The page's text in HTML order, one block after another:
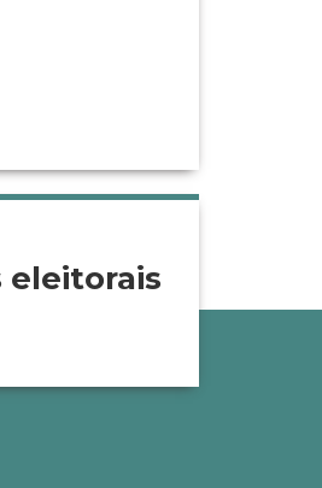
eleitorais